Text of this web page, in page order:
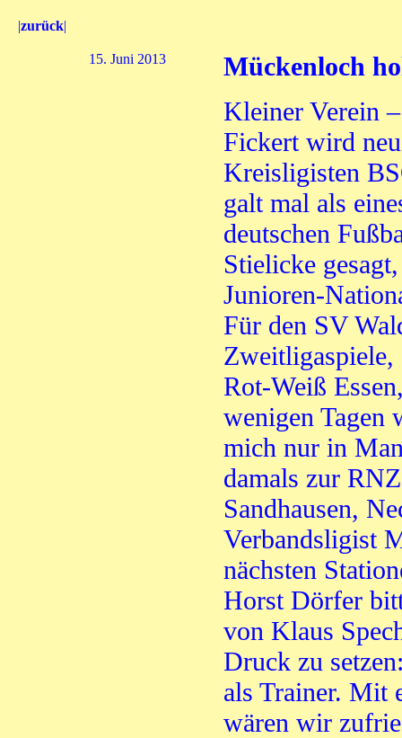
|zurück|
15. Juni 2013
Mückenloch
Kleiner Verein
Fickert wird
Kreisligisten
galt mal als
deutschen
Stielicke
Junioren-
Für den SV
Zweitligaspiele,
Rot-Weiß
wenigen Tagen
mich nur in
damals zur
Sandhausen,
Verbandsligist
nächsten
Horst Dörfer
von Klaus
Druck zu
als Trainer. Mit
wären wir